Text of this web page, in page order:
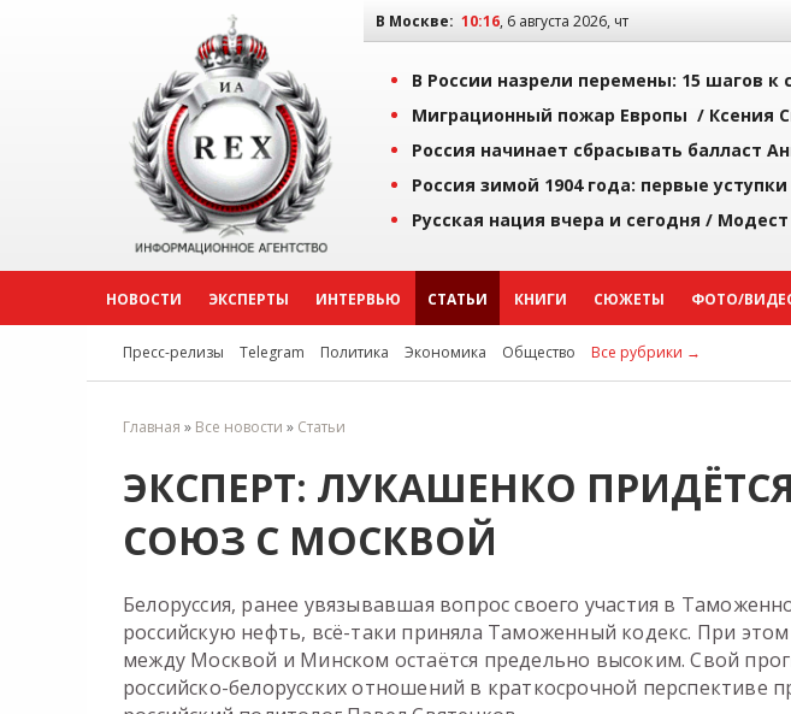
В Москве: 10:16, 6 августа 2026, чт
В России назрели перемены: 15 шагов к
Миграционный пожар Европы / Ксения
Россия начинает сбрасывать балласт
Россия зимой 1904 года: первые
Русская нация вчера и сегодня / Модест
НОВОСТИ ЭКСПЕРТЫ ИНТЕРВЬЮ СТАТЬИ КНИГИ СЮЖЕТЫ ФОТО/
Пресс-релизы Telegram Политика Экономика Общество Все рубрики →
Главная » Все новости » Статьи
ЭКСПЕРТ: ЛУКАШЕНКО
СОЮЗ С МОСКВОЙ
Белоруссия, ранее увязывавшая вопрос своего участия в
российскую нефть, всё-таки приняла Таможенный кодекс. При
между Москвой и Минском остаётся предельно высоким. Свой
российско-белорусских отношений в краткосрочной перспективе